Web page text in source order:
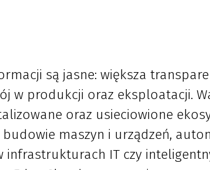
są jasne: większa
w produkcji oraz eksploatacji.
oraz usieciowione
budowie maszyn i urządzeń,
infrastrukturach IT czy